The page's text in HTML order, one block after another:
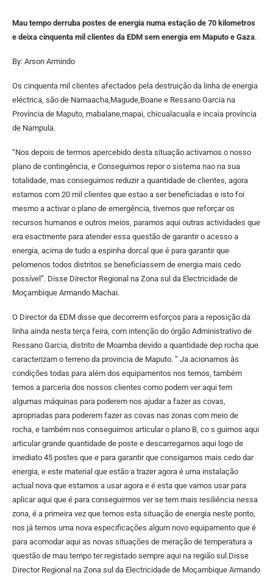
Mau tempo derruba postes de energia numa estação de 70 kilometros
e deixa cinquenta mil clientes da EDM sem energia em Maputo e Gaza.
By: Arson Armindo
Os cinquenta mil clientes afectados pela destruição da linha de energia
eléctrica, são de Namaacha,Magude,Boane e Ressano Garcia na
Província de Maputo, mabalane,mapai, chicualacuala e incaia província
de Nampula.
“Nos depois de termos apercebido desta situação activamos o nosso
plano de contingência, e Conseguimos repor o sistema nao na sua
totalidade, mas conseguimos reduzir a quantidade de clientes, agora
estamos com 20 mil clientes que estao a ser beneficiadas e isto foi
mesmo a activar o plano de emergência, tivemos que reforçar os
recursos humanos e outros meios, paramos aqui outras actividades que
era esactmente para atender essa questão de garantir o acesso a
energia, acima de tudo a espinha dorcal que é para garantir que
pelomenos todos distritos se beneficiassem de energia mais cedo
possível”. Disse Director Regional na Zona sul da Electricidade de
Moçambique Armando Machai.
O Director da EDM disse que decorrerm esforços para a reposição da
linha ainda nesta terça feira, com intenção do órgão Administrativo de
Ressano Garcia, distrito de Moamba devido a quantidade dep rocha que
caracterizam o terreno da provincia de Maputo. ” Ja acionamos às
condições todas para além dos equipamentos nos temos, também
temos a parceria dos nossos clientes como podem ver aqui tem
algumas máquinas para poderem nos ajudar a fazer as covas,
apropriadas para poderem fazer as covas nas zonas com meio de
rocha, e também nos conseguimos articular o plano B, co s guimos aqui
articular grande quantidade de poste e descarregamos aqui logo de
imediato 45 postes que e para garantir que consigamos mais cedo dar
energia, e este material que estão a trazer agora é uma instalação
actual nova que estamos a usar agora e é esta que vamos usar para
aplicar aqui que é para conseguirmos ver se tem mais resiliência nessa
zona, é a primeira vez que temos esta situação de energia neste ponto,
nos já temos uma nova especificações algum novo equipamento que é
para acomodar aqui as novas situações de meração de temperatura a
questão de mau tempo ter registado sempre aqui na região sul.Disse
Director Regional na Zona sul da Electricidade de Moçambique Armando